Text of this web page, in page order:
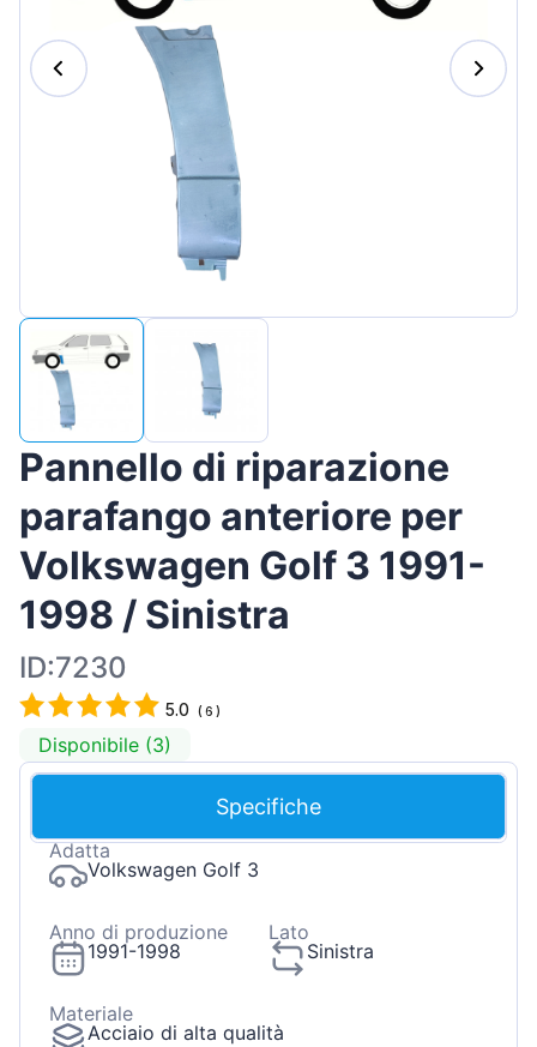
Magyar
Pannello di riparazione
parafango anteriore per
Volkswagen Golf 3 1991-
1998 / Sinistra
ID:7230
5.0 (6 )
Disponibile (3)
Specifiche
Adatta
Volkswagen Golf 3
Anno di produzione
1991-1998
Lato
Sinistra
Materiale
Acciaio di alta qualità